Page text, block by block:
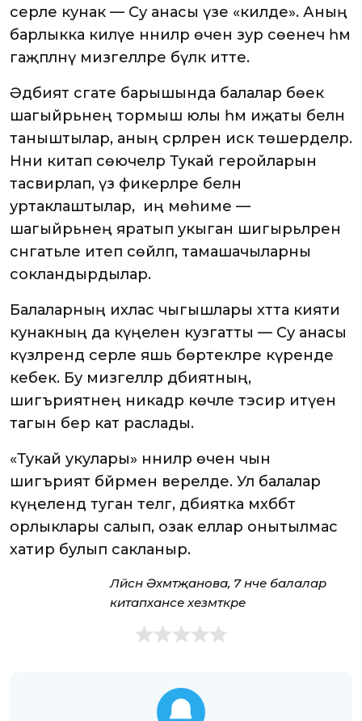
серле кунак — Су анасы үзе «килде». Аның
барлыкка килүе нәниләр өчен зур сөенеч һәм
гаҗәпләнү мизгелләре бүләк итте.
Әдәбият сәгате барышында балалар бөек
шагыйрьнең тормыш юлы һәм иҗаты белән
таныштылар, аның әсәрләрен искә төшерделәр.
Нәни китап сөючеләр Тукай геройларын
тасвирлап, үз фикерләре белән
уртаклаштылар, ә иң мөһиме —
шагыйрьнең яратып укыган шигырьләрен
сәнгатьле итеп сөйләп, тамашачыларны
сокландырдылар.
Балаларның ихлас чыгышлары хәтта әкияти
кунакның да күңелен кузгатты — Су анасы
күзләрендә серле яшь бөртекләре күренде
кебек. Бу мизгелләр әдәбиятның,
шигъриятнең никадәр көчле тәэсир итүен
тагын бер кат раслады.
«Тукай укулары» нәниләр өчен чын
шигърият бәйрәменә әверелде. Ул балалар
күңелендә туган телгә, әдәбиятка мәхәббәт
орлыклары салып, озак еллар онытылмас
хатирә булып сакланыр.
Ләйсән Әхмәтҗанова, 7 нче балалар
китапханәсе хезмәткәре